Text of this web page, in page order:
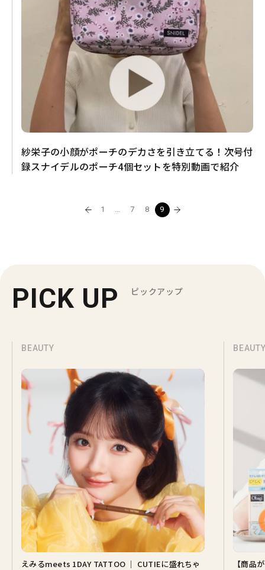
紗栄子の小顔がポーチのデカさを引き立てる！次号付
録スナイデルのポーチ4個セットを特別動画で紹介
1 … 7 8 9
PICK UP ピックアップ
BEAUTY
えみるmeets 1DAY TATTOO ｜ CUTIEに盛れちゃ
【商品